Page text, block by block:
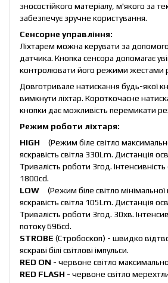
зносостійкого матеріалу, м'якого за
забезпечує зручне користування.
Сенсорне управління:
Ліхтарем можна керувати за
датчика. Кнопка сенсора допомагає
контролювати його режими жестами
Довготривале натискання будь-якої
вимкнути ліхтар. Короткочасне
кнопки дає можливість перемикати
Режим роботи ліхтаря:
HIGH (Режим біле світло
яскравість світла 330Lm. Дистанція
Тривалість роботи 3год. Інтенсивність
1800cd.
LOW (Режим біле світло мінімальної
яскравість світла 105Lm. Дистанція
Тривалість роботи 3год. 30хв.
потоку 696cd.
STROBE (Стробоскоп) - швидко
яскраві білі світлові імпульси.
RED ON - червоне світло
RED FLASH - червоне світло